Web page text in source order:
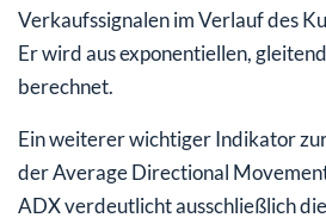
Verkaufssignalen im Verlauf des
Er wird aus exponentiellen,
berechnet.
Ein weiterer wichtiger Indikator
der Average Directional
ADX verdeutlicht ausschließlich